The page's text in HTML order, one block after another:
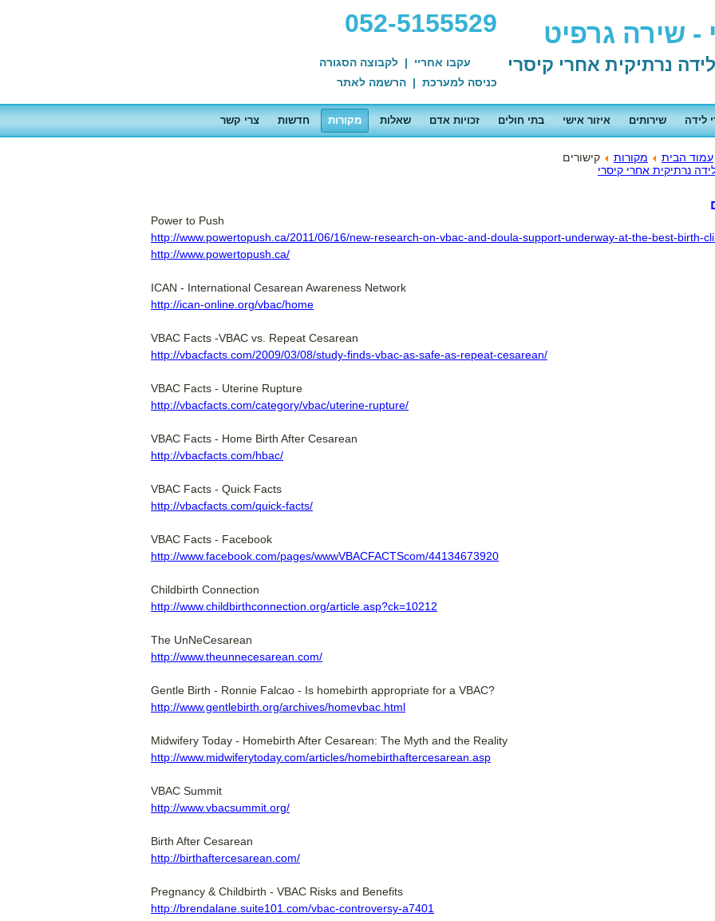
- שירה גרפיט 052-5155529
עקבו אחריי | לקבוצה הסגורה
כניסה למערכת | הרשמה לאתר
לידה שירותים איזור אישי בתי חולים זכויות אדם שאלות מקורות חדשות צרי קשר
עמוד הבית מקורות קישורים
Power to Push
http://www.powertopush.ca/2011/06/16/new-research-on-vbac-and-doula-support-underway-at-the-best-birth-
http://www.powertopush.ca/
ICAN - International Cesarean Awareness Network
http://ican-online.org/vbac/home
VBAC Facts -VBAC vs. Repeat Cesarean
http://vbacfacts.com/2009/03/08/study-finds-vbac-as-safe-as-repeat-cesarean/
VBAC Facts - Uterine Rupture
http://vbacfacts.com/category/vbac/uterine-rupture/
VBAC Facts - Home Birth After Cesarean
http://vbacfacts.com/hbac/
VBAC Facts - Quick Facts
http://vbacfacts.com/quick-facts/
VBAC Facts - Facebook
http://www.facebook.com/pages/wwwVBACFACTScom/44134673920
Childbirth Connection
http://www.childbirthconnection.org/article.asp?ck=10212
The UnNeCesarean
http://www.theunnecesarean.com/
Gentle Birth - Ronnie Falcao - Is homebirth appropriate for a VBAC?
http://www.gentlebirth.org/archives/homevbac.html
Midwifery Today - Homebirth After Cesarean: The Myth and the Reality
http://www.midwiferytoday.com/articles/homebirthaftercesarean.asp
VBAC Summit
http://www.vbacsummit.org/
Birth After Cesarean
http://birthaftercesarean.com/
Pregnancy & Childbirth - VBAC Risks and Benefits
http://brendalane.suite101.com/vbac-controversy-a7401
ועכשיו את רוצה אחרת?